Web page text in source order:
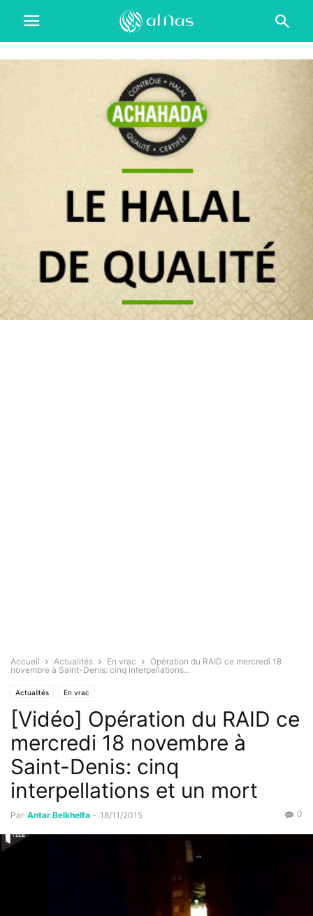
Accueil Actualités En vrac
Opération du RAID ce mercredi 18
novembre à Saint-Denis: cinq interpellations...
Actualités En vrac
[Vidéo] Opération du RAID ce
mercredi 18 novembre à
Saint-Denis: cinq
interpellations et un mort
Par Antar Belkhelfa - 18/11/2015 0